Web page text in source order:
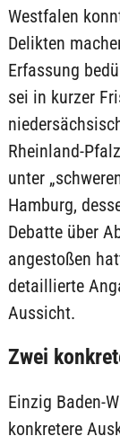
Westfalen
Delikten
Erfassung
sei in kurzer
Rheinland-
unter
Hamburg,
Debatte über
angestoßen
detaillierte
Aussicht.
Zwei
Einzig Baden-
konkretere